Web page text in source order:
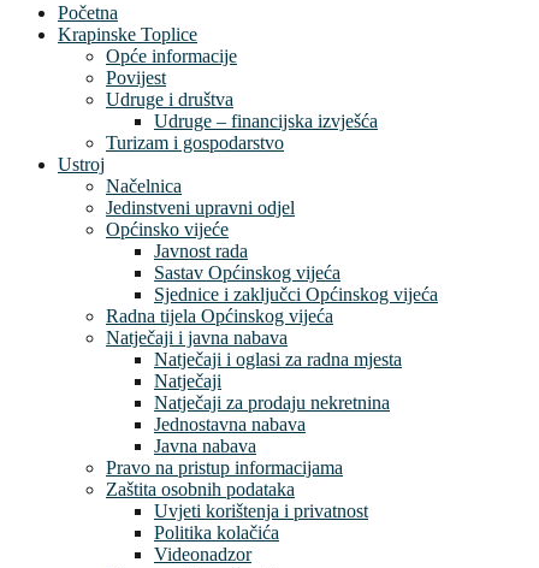
Početna
Krapinske Toplice
Opće informacije
Povijest
Udruge i društva
Udruge – financijska izvješća
Turizam i gospodarstvo
Ustroj
Načelnica
Jedinstveni upravni odjel
Općinsko vijeće
Javnost rada
Sastav Općinskog vijeća
Sjednice i zaključci Općinskog vijeća
Radna tijela Općinskog vijeća
Natječaji i javna nabava
Natječaji i oglasi za radna mjesta
Natječaji
Natječaji za prodaju nekretnina
Jednostavna nabava
Javna nabava
Pravo na pristup informacijama
Zaštita osobnih podataka
Uvjeti korištenja i privatnost
Politika kolačića
Videonadzor